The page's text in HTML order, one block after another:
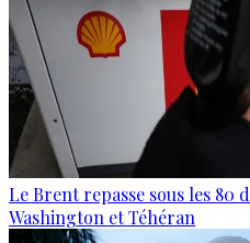
Le Brent repasse sous les 80
Washington et Téhéran